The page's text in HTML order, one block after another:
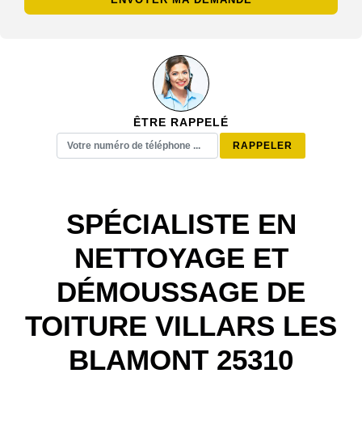
ÊTRE RAPPELÉ
SPÉCIALISTE EN
NETTOYAGE ET
DÉMOUSSAGE DE
TOITURE VILLARS LES
BLAMONT 25310